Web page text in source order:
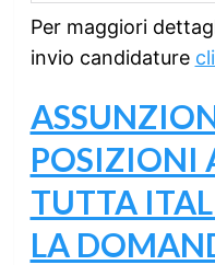
Per maggiori
invio candidature
POSIZIONI
TUTTA
LA